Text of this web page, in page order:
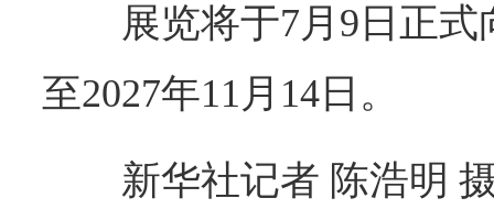
展览将于7月9日正
至2027年11月14日。
新华社记者 陈浩明